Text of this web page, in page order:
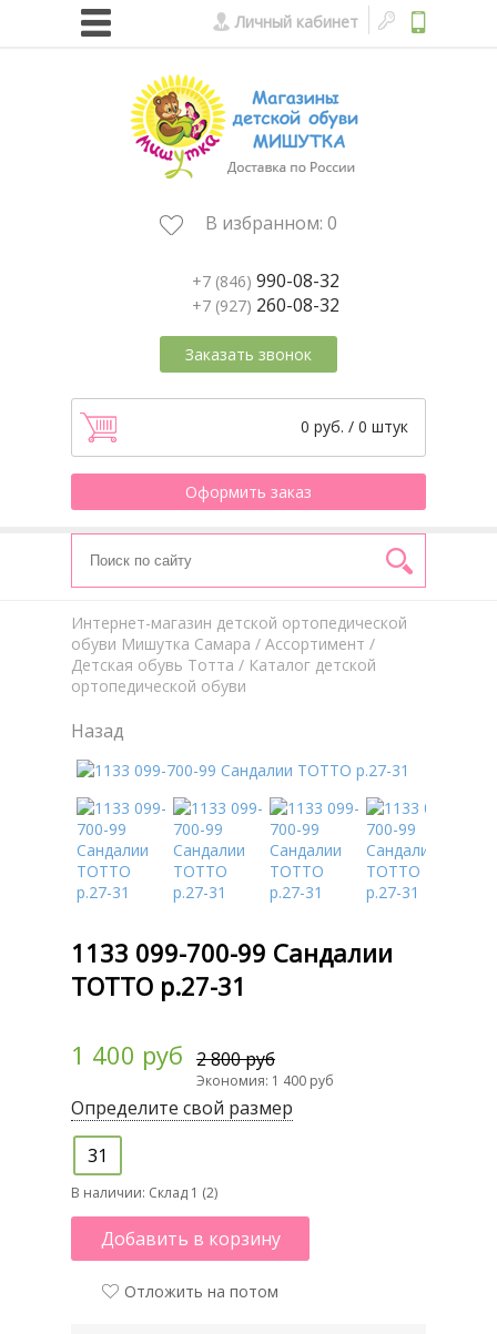
Личный кабинет
В избранном: 0
+7 (846) 990-08-32
+7 (927) 260-08-32
Заказать звонок
0 руб. / 0 штук
Оформить заказ
Интернет-магазин детской ортопедической
обуви Мишутка Самара / Aссортимент /
Детская обувь Тотта / Каталог детской
ортопедической обуви
Назад
1133 099-700-99 Сандалии
ТОТТО р.27-31
1 400 руб 2 800 руб
Экономия: 1 400 руб
Определите свой размер
31
В наличии: Склад 1 (2)
Добавить в корзину
Отложить на потом